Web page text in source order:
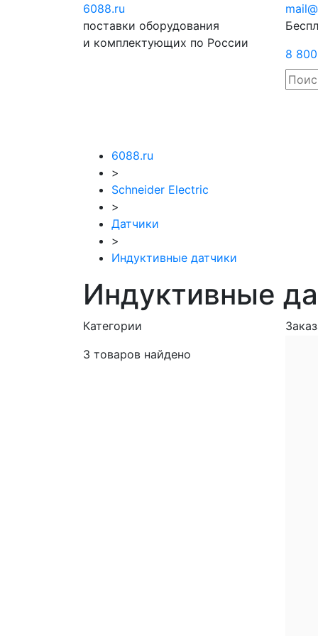
6088.ru
поставки оборудования
и комплектующих по России
8
6088.ru
>
Schneider Electric
>
Датчики
>
Индуктивные датчики
Индуктивные
Категории
3 товаров найдено
Отправить